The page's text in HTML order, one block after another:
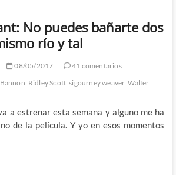
No puedes bañarte dos
río y tal
08/05/2017
41 comentarios
Ridley Scott sigourney weaver Walter
a estrenar esta semana y alguno me ha
de la película. Y yo en esos momentos